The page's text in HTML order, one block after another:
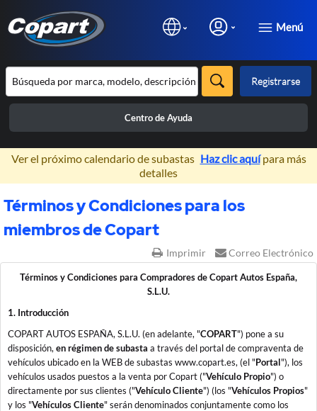
Menú
Registrarse
Centro de Ayuda
×
Ver el próximo calendario de subastas Haz clic aquípara más
detalles
Términos y Condiciones para los
miembros de Copart
Imprimir Correo Electrónico
Términos y Condiciones para Compradores de Copart Autos España,
S.L.U.
1. Introducción
COPART AUTOS ESPAÑA, S.L.U. (en adelante, "COPART") pone a su
disposición, en régimen de subasta a través del portal de compraventa de
vehículos ubicado en la WEB de subastas www.copart.es, (el "Portal"), los
vehículos usados puestos a la venta por Copart ("Vehículo Propio") o
directamente por sus clientes ("Vehículo Cliente") (los "Vehículos Propios"
y los "Vehículos Cliente" serán denominados conjuntamente como los